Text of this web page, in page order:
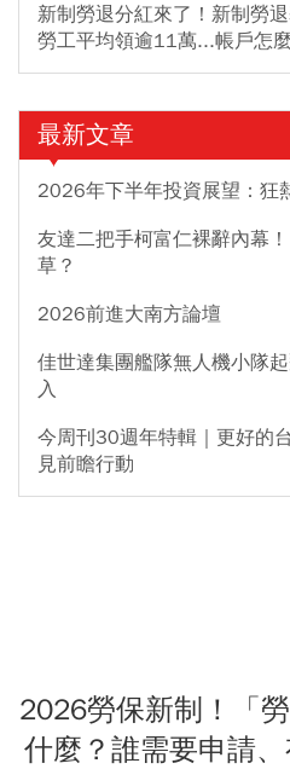
新制勞退分紅來了！新制勞
勞工平均領逾11萬...帳戶怎
最新文章
2026年下半年投資展望：狂
友達二把手柯富仁裸辭內幕
草？
2026前進大南方論壇
佳世達集團艦隊無人機小隊
入
今周刊30週年特輯｜更好的
見前瞻行動
2026勞保新制！「
什麼？誰需要申請